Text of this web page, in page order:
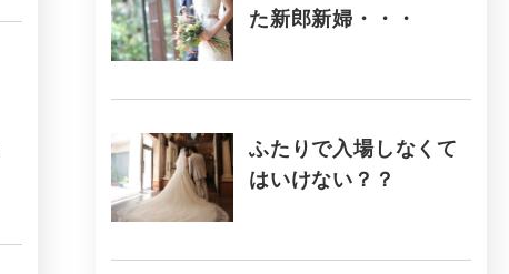
た新郎新婦・・・
ふたりで入場しなくて
はいけない？？